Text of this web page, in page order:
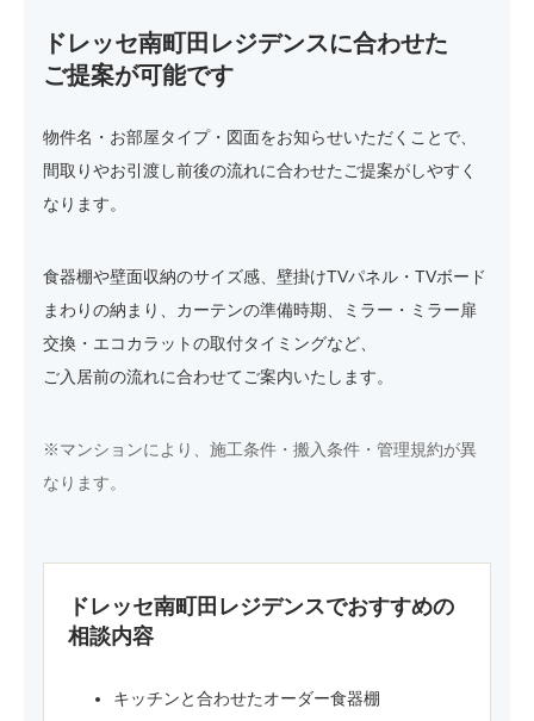
ドレッセ南町田レジデンスに合わせた
ご提案が可能です
物件名・お部屋タイプ・図面をお知らせいただくことで、
間取りやお引渡し前後の流れに合わせたご提案がしやすく
なります。
食器棚や壁面収納のサイズ感、壁掛けTVパネル・TVボード
まわりの納まり、カーテンの準備時期、ミラー・ミラー扉
交換・エコカラットの取付タイミングなど、
ご入居前の流れに合わせてご案内いたします。
※マンションにより、施工条件・搬入条件・管理規約が異
なります。
ドレッセ南町田レジデンスでおすすめの
相談内容
キッチンと合わせたオーダー食器棚